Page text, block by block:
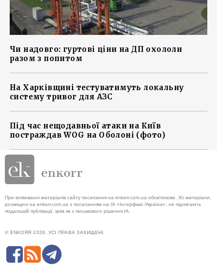
Чи надовго: гуртові ціни на ДП охололи
разом з попитом
На Харківщині тестуватимуть локальну
систему тривог для АЗС
Під час нещодавньої атаки на Київ
постраждав WOG на Оболоні (фото)
При копіюванні матеріалів сайту посилання на enkorr.com.ua обов'язкове. Усі матеріали,
розміщені на enkorr.com.ua з посиланням на ІА «Інтерфакс-Україна», не підлягають
подальшій публікації, крім як з письмового рішення ІА.
© ENKORR 2026. УСІ ПРАВА ЗАХИЩЕНІ.